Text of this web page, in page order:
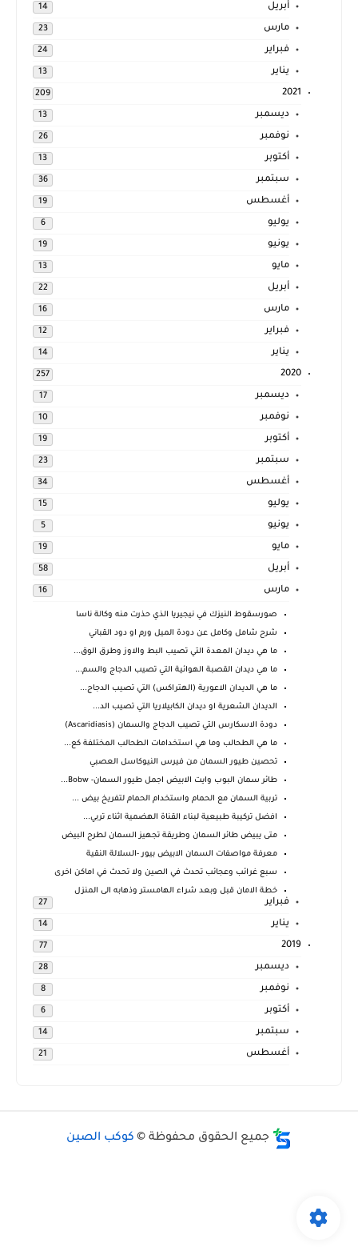
أبريل 14
مارس 23
فبراير 24
يناير 13
2021
209
ديسمبر 13
نوفمبر 26
أكتوبر 13
سبتمبر 36
أغسطس 19
يوليو 6
يونيو 19
مايو 13
أبريل 22
مارس 16
فبراير 12
يناير 14
2020
257
ديسمبر 17
نوفمبر 10
أكتوبر 19
سبتمبر 23
أغسطس 34
يوليو 15
يونيو 5
مايو 19
أبريل 58
مارس 16
صورسقوط النيزك في نيجيريا الذي حذرت منه وكالة ناسا
شرح شامل وكامل عن دودة الميل ورم او دود القباني
ما هي ديدان المعدة التي تصيب البط والاوز وطرق الوق...
ما هي ديدان القصبة الهوائية التي تصيب الدجاج والسم...
ما هي الديدان الاعورية (الهتراكس) التي تصيب الدجاج...
الديدان الشعرية او ديدان الكابيلاريا التي تصيب الد...
دودة الاسكارس التي تصيب الدجاج والسمان (Ascaridiasis)
ما هي الطحالب وما هي استخدامات الطحالب المختلفة كع...
تحصين طيور السمان من فيرس النيوكاسل العصبي
طائر سمان البوب وايت الابيض اجمل طيور السمان- Bobw...
تربية السمان مع الحمام واستخدام الحمام لتفريخ بيض ...
افضل تركيبة طبيعية لبناء القناة الهضمية اثناء تربي...
متى يبيض طائر السمان وطريقة تجهيز السمان لطرح البيض
معرفة مواصفات السمان الابيض بيور -السلالة النقية
سبع غرائب وعجائب تحدث في الصين ولا تحدث في اماكن اخرى
خطة الامان قبل وبعد شراء الهامستر وذهابه الى المنزل
فبراير 27
يناير 14
2019
77
ديسمبر 28
نوفمبر 8
أكتوبر 6
سبتمبر 14
أغسطس 21
جميع الحقوق محفوظة © كوكب الصين